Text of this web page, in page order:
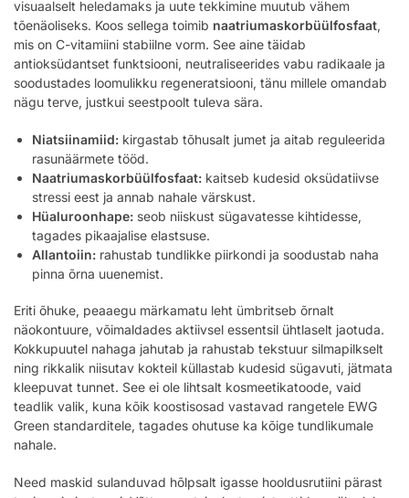
visuaalselt heledamaks ja uute tekkimine muutub vähem
tõenäoliseks. Koos sellega toimib naatriumaskorbüülfosfaat,
mis on C-vitamiini stabiilne vorm. See aine täidab
antioksüdantset funktsiooni, neutraliseerides vabu radikaale ja
soodustades loomulikku regeneratsiooni, tänu millele omandab
nägu terve, justkui seestpoolt tuleva sära.
Niatsiinamiid: kirgastab tõhusalt jumet ja aitab reguleerida
rasunäärmete tööd.
Naatriumaskorbüülfosfaat: kaitseb kudesid oksüdatiivse
stressi eest ja annab nahale värskust.
Hüaluroonhape: seob niiskust sügavatesse kihtidesse,
tagades pikaajalise elastsuse.
Allantoiin: rahustab tundlikke piirkondi ja soodustab naha
pinna õrna uuenemist.
Eriti õhuke, peaaegu märkamatu leht ümbritseb õrnalt
näokontuure, võimaldades aktiivsel essentsil ühtlaselt jaotuda.
Kokkupuutel nahaga jahutab ja rahustab tekstuur silmapilkselt
ning rikkalik niisutav kokteil küllastab kudesid sügavuti, jätmata
kleepuvat tunnet. See ei ole lihtsalt kosmeetikatoode, vaid
teadlik valik, kuna kõik koostisosad vastavad rangetele EWG
Green standarditele, tagades ohutuse ka kõige tundlikumale
nahale.
Need maskid sulanduvad hõlpsalt igasse hooldusrutiini pärast